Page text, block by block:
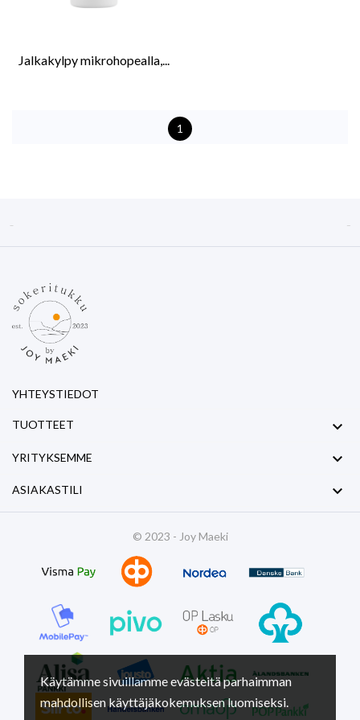
Käytämme sivuillamme evästeitä parhaimman
mahdollisen käyttäjäkokemuksen luomiseksi.
Jalkakylpy mikrohopealla,...
1
 
YHTEYSTIEDOT
TUOTTEET 
YRITYKSEMME 
ASIAKASTILI 
© 2023 - Joy Maeki